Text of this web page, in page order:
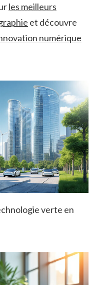
les meilleurs
et découvre
numérique
verte en